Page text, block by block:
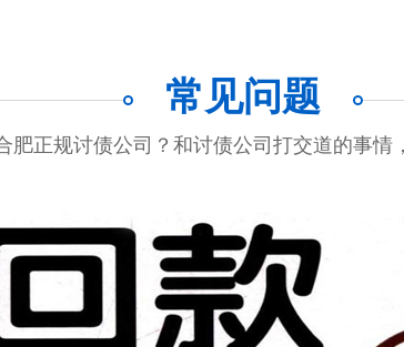
常见问题
肥正规讨债公司？和讨债公司打交道的事情